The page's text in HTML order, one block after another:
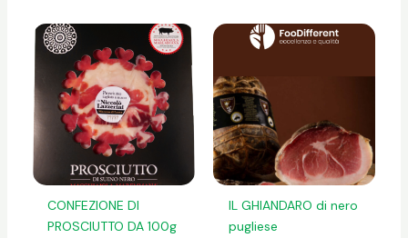
CONFEZIONE DI
PROSCIUTTO DA 100g
IL GHIANDARO di nero
pugliese